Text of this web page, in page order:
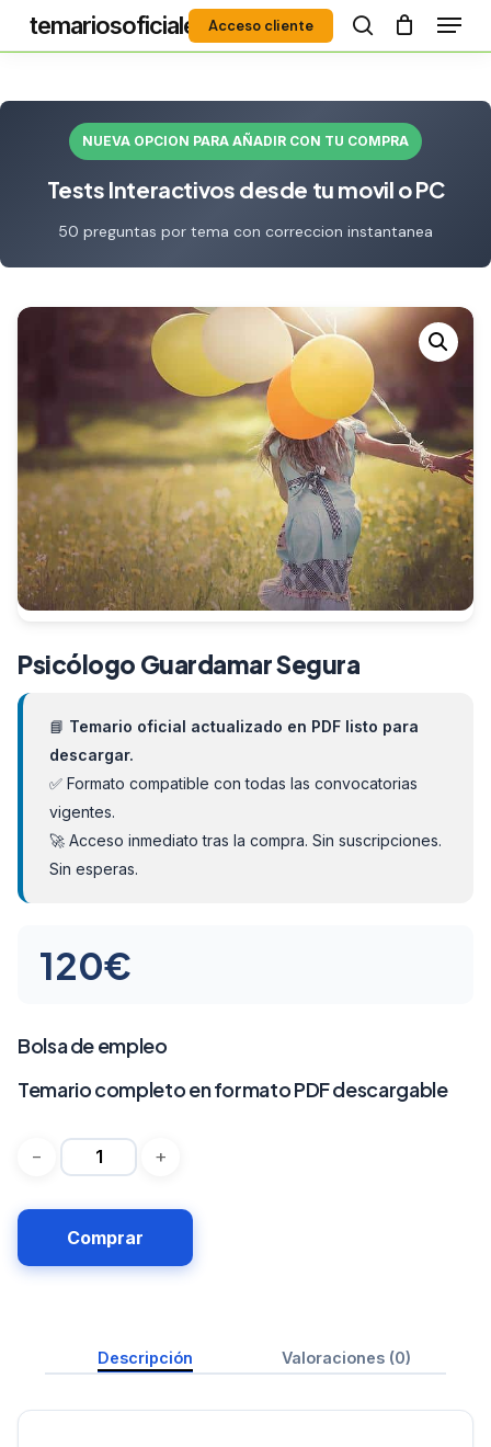
content
temariosoficiales
Acceso cliente
search
Menú
NUEVA OPCION PARA AÑADIR CON TU COMPRA
Tests Interactivos desde tu movil o PC
50 preguntas por tema con correccion instantanea
Psicólogo Guardamar Segura
📘 Temario oficial actualizado en PDF listo para
descargar.
✅ Formato compatible con todas las convocatorias
vigentes.
🚀 Acceso inmediato tras la compra. Sin suscripciones.
Sin esperas.
120€
Bolsa de empleo
Temario completo en formato PDF descargable
Comprar
Descripción Valoraciones (0)